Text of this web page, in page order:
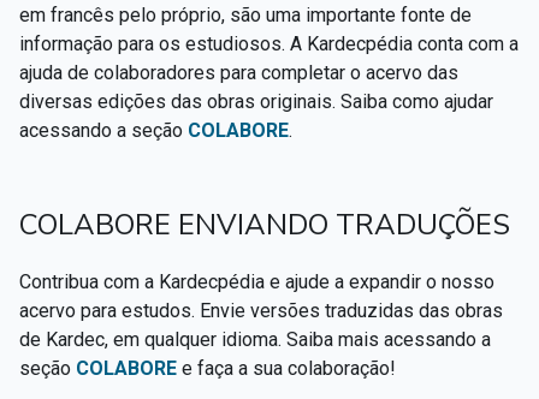
em francês pelo próprio, são uma importante fonte de
informação para os estudiosos. A Kardecpédia conta com a
ajuda de colaboradores para completar o acervo das
diversas edições das obras originais. Saiba como ajudar
acessando a seção COLABORE.
COLABORE ENVIANDO TRADUÇÕES
Contribua com a Kardecpédia e ajude a expandir o nosso
acervo para estudos. Envie versões traduzidas das obras
de Kardec, em qualquer idioma. Saiba mais acessando a
seção COLABORE e faça a sua colaboração!